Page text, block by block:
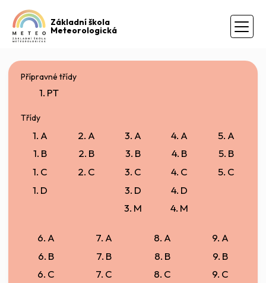
Základní škola
Meteorologická
Přípravné třídy
1. PT
Třídy
1. A
1. B
1. C
1. D
2. A
2. B
2. C
3. A
3. B
3. C
3. D
3. M
4. A
4. B
4. C
4. D
4. M
5. A
5. B
5. C
6. A
6. B
6. C
7. A
7. B
7. C
8. A
8. B
8. C
9. A
9. B
9. C